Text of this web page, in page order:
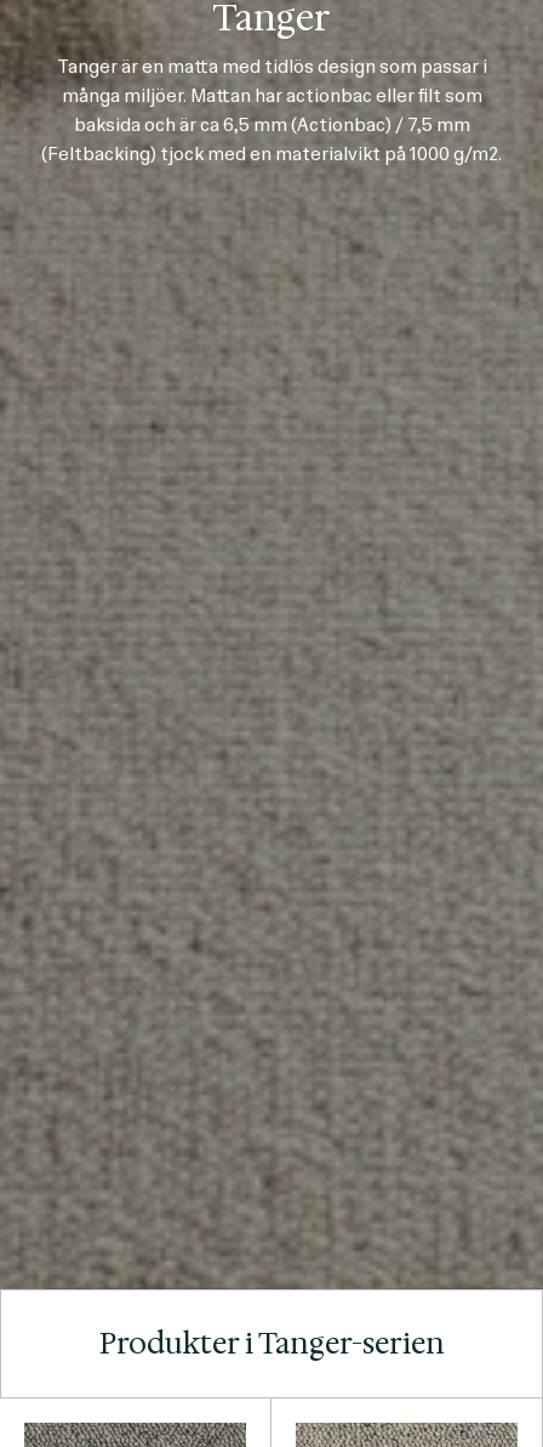
Tanger
Tanger är en matta med tidlös design som passar i
många miljöer. Mattan har actionbac eller filt som
baksida och är ca 6,5 mm (Actionbac) / 7,5 mm
(Feltbacking) tjock med en materialvikt på 1000 g/m2.
Produkter i Tanger-serien